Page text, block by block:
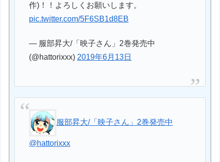
作)！！よろしくお願いします。
pic.twitter.com/5F6SB1d8EB
— 服部昇大/「映子さん」2巻発売中
(@hattorixxx) 2019年6月13日
服部昇大/「映子さん」2巻発売中
@hattorixxx